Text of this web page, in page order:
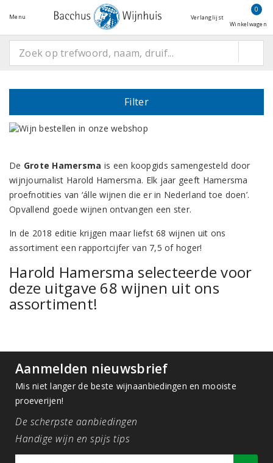
Menu Verlanglijst
0
Winkelwagen
Filter
De Grote Hamersma is een koopgids samengesteld door
wijnjournalist Harold Hamersma. Elk jaar geeft Hamersma
proefnotities van ‘álle wijnen die er in Nederland toe doen’.
Opvallend goede wijnen ontvangen een ster.
In de 2018 editie krijgen maar liefst 68 wijnen uit ons
assortiment een rapportcijfer van 7,5 of hoger!
Harold Hamersma selecteerde voor
deze uitgave 68 wijnen uit ons
assortiment!
Aanmelden nieuwsbrief
Mis niet langer de beste wijnaanbiedingen en mooiste
proeverijen!
De scherpste aanbiedingen
Handige wijn en spijs tips